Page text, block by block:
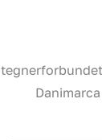
Danimarca